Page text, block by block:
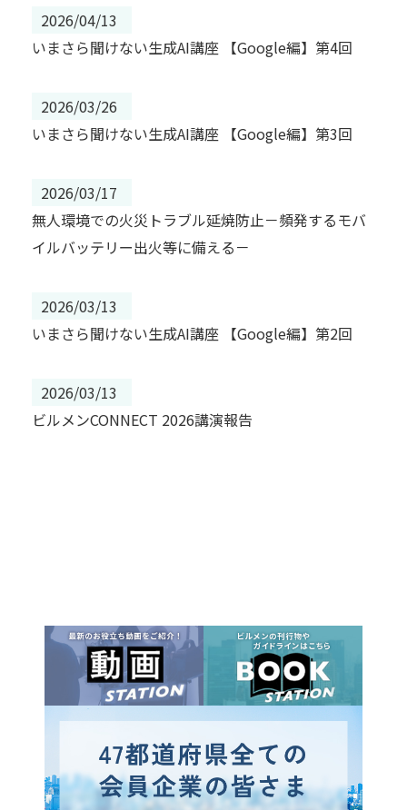
2026/04/13
いまさら聞けない生成AI講座 【Google編】第4回
2026/03/26
いまさら聞けない生成AI講座 【Google編】第3回
2026/03/17
無人環境での火災トラブル延焼防止－頻発するモバ
イルバッテリー出火等に備える－
2026/03/13
いまさら聞けない生成AI講座 【Google編】第2回
2026/03/13
ビルメンCONNECT 2026講演報告